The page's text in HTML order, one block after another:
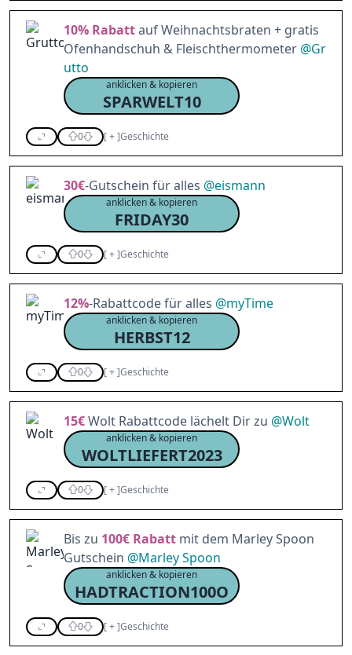
10% Rabattauf Weihnachtsbraten + gratis
Ofenhandschuh & Fleischthermometer @Gr
utto
anklicken & kopieren
SPARWELT10
0 [+]Geschichte
30€-Gutschein für alles @eismann
anklicken & kopieren
FRIDAY30
0 [+]Geschichte
12%-Rabattcode für alles @myTime
anklicken & kopieren
HERBST12
0 [+]Geschichte
15€Wolt Rabattcode lächelt Dir zu @Wolt
anklicken & kopieren
WOLTLIEFERT2023
0 [+]Geschichte
Bis zu 100€ Rabatt mit dem Marley Spoon
Gutschein @Marley Spoon
anklicken & kopieren
HADTRACTION100O
0 [+]Geschichte